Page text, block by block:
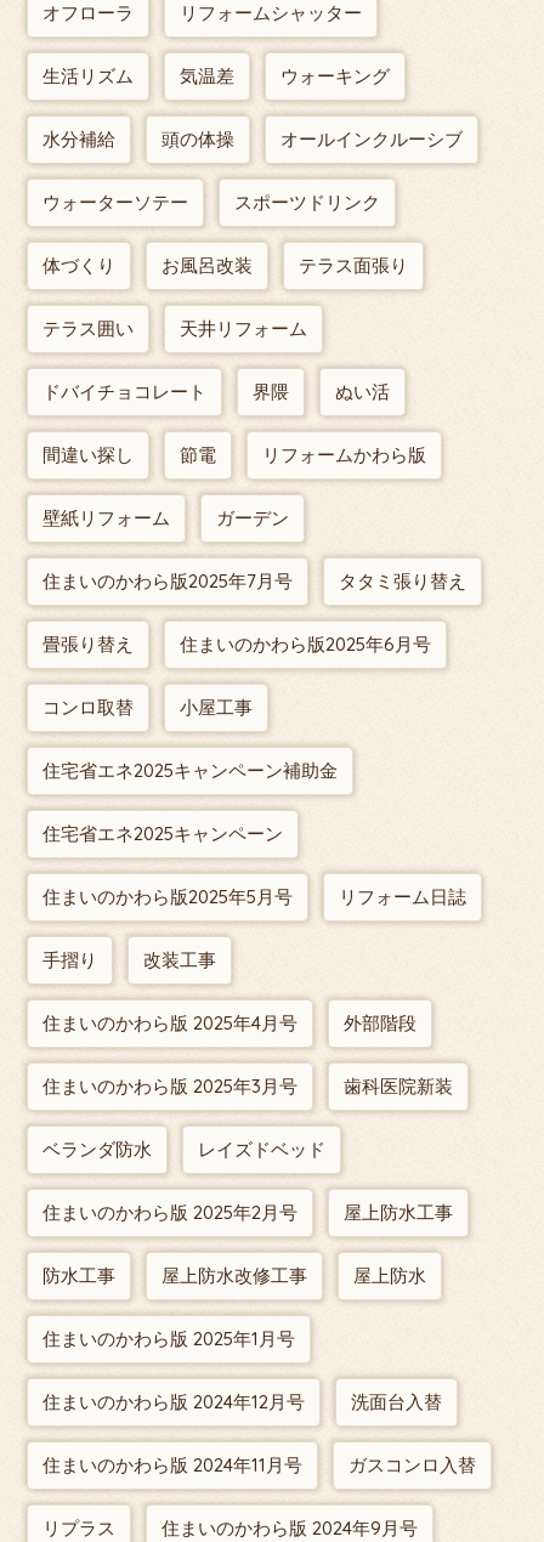
オフローラ リフォームシャッター
生活リズム 気温差 ウォーキング
水分補給 頭の体操 オールインクルーシブ
ウォーターソテー スポーツドリンク
体づくり お風呂改装 テラス面張り
テラス囲い 天井リフォーム
ドバイチョコレート 界隈 ぬい活
間違い探し 節電 リフォームかわら版
壁紙リフォーム ガーデン
住まいのかわら版2025年7月号 タタミ張り替え
畳張り替え 住まいのかわら版2025年6月号
コンロ取替 小屋工事
住宅省エネ2025キャンペーン補助金
住宅省エネ2025キャンペーン
住まいのかわら版2025年5月号 リフォーム日誌
手摺り 改装工事
住まいのかわら版 2025年4月号 外部階段
住まいのかわら版 2025年3月号 歯科医院新装
ベランダ防水 レイズドベッド
住まいのかわら版 2025年2月号 屋上防水工事
防水工事 屋上防水改修工事 屋上防水
住まいのかわら版 2025年1月号
住まいのかわら版 2024年12月号 洗面台入替
住まいのかわら版 2024年11月号 ガスコンロ入替
リプラス 住まいのかわら版 2024年9月号